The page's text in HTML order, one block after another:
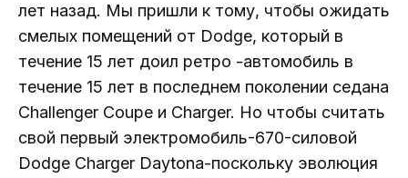
лет назад. Мы пришли к тому, чтобы ожидать
смелых помещений от Dodge, который в
течение 15 лет доил ретро -автомобиль в
течение 15 лет в последнем поколении седана
Challenger Coupe и Charger. Но чтобы считать
свой первый электромобиль-670-силовой
Dodge Charger Daytona-поскольку эволюция